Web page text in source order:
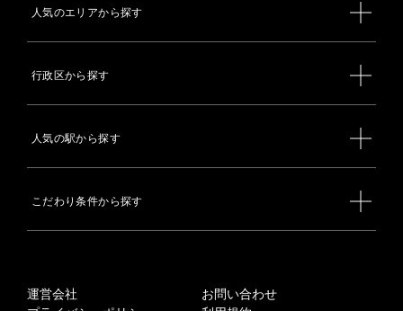
人気のエリアから探す
行政区から探す
人気の駅から探す
こだわり条件から探す
運営会社
お問い合わせ